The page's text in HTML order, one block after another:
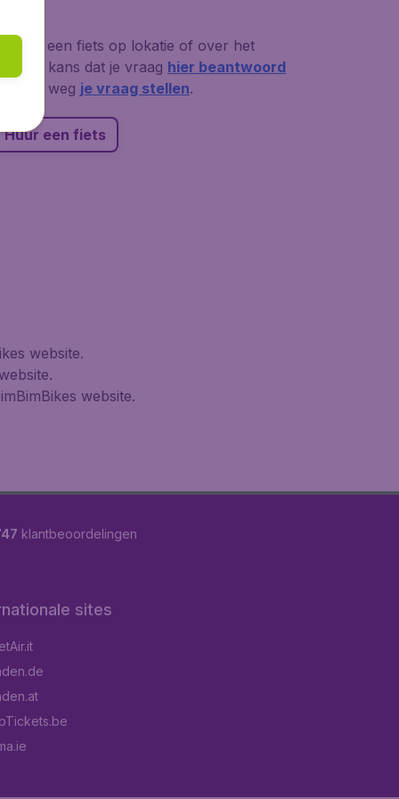
van een fiets op lokatie of over het
kans dat je vraag hier beantwoord
deze weg je vraag stellen.
Huur een fiets
website.
website.
klantbeoordelingen
sites